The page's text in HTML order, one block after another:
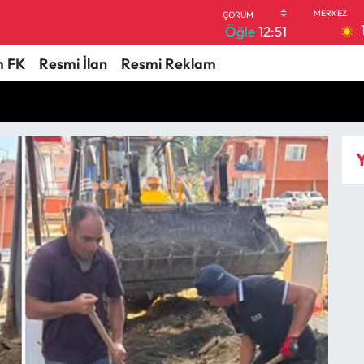
Öğle12:51
FK Resmi İlan Resmi Reklam